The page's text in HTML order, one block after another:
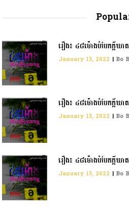
រឿង៖ ៤៨ម៉ោងបំបែកក្តីឃា
January 13, 2022 | Bo
រឿង៖ ៤៨ម៉ោងបំបែកក្ដីឃា
January 13, 2022 | Bo
រឿង៖ ៤៨ម៉ោងបំបែកក្តីឃា
January 13, 2022 | Bo